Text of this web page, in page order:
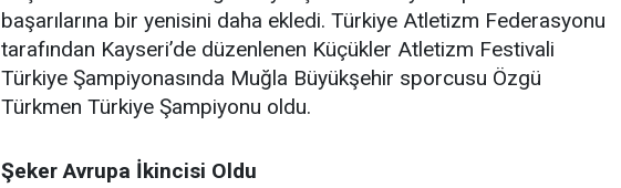
başarılarına bir yenisini daha ekledi. Türkiye Atletizm Federasyonu
tarafından Kayseri’de düzenlenen Küçükler Atletizm Festivali
Türkiye Şampiyonasında Muğla Büyükşehir sporcusu Özgü
Türkmen Türkiye Şampiyonu oldu.
Şeker Avrupa İkincisi Oldu